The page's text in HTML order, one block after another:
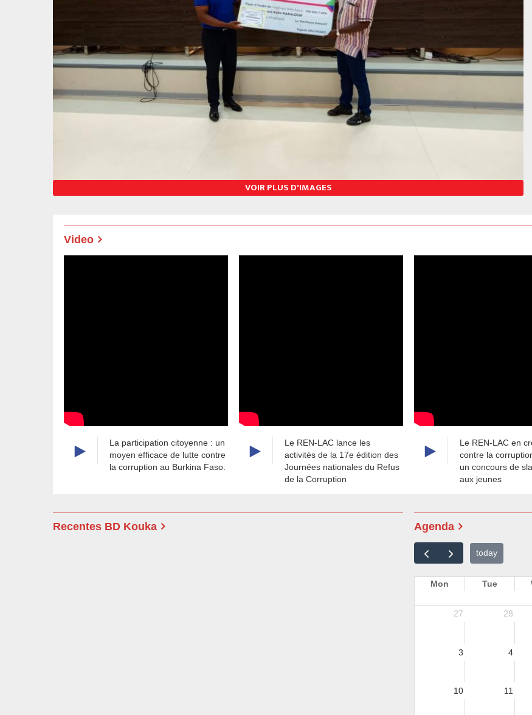
VOIR PLUS D'IMAGES
Video
La participation citoyenne : un
moyen efficace de lutte contre
la corruption au Burkina Faso.
Le REN-LAC lance les
activités de la 17e édition des
Journées nationales du Refus
de la Corruption
Le REN-LAC en
contre la
un concours de
aux jeunes
Recentes BD Kouka Agenda
today
Mon Tue
27 28
3 4
10 11